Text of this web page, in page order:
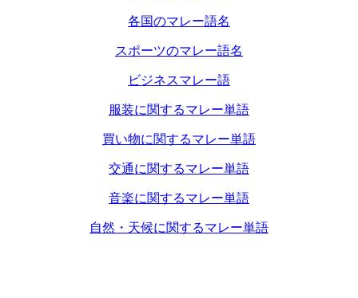
各国のマレー語名
スポーツのマレー語名
ビジネスマレー語
服装に関するマレー単語
買い物に関するマレー単語
交通に関するマレー単語
音楽に関するマレー単語
自然・天候に関するマレー単語